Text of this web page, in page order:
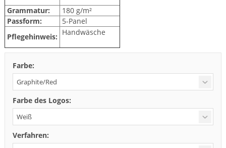
Grammatur:
180 g/m²
Passform:
5-Panel
Pflegehinweis: Handwäsche
Farbe:
Farbe des Logos:
Verfahren: